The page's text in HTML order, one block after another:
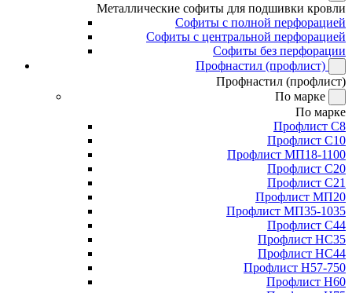
Металлические софиты для подшивки кровли
Софиты с полной перфорацией
Софиты с центральной перфорацией
Софиты без перфорации
Профнастил (профлист)
Профнастил (профлист)
По марке
По марке
Профлист С8
Профлист С10
Профлист МП18-1100
Профлист С20
Профлист С21
Профлист МП20
Профлист МП35-1035
Профлист С44
Профлист НС35
Профлист НС44
Профлист Н57-750
Профлист Н60